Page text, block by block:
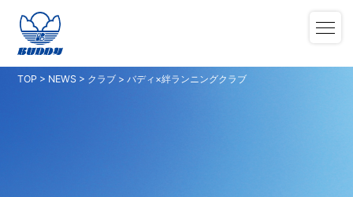
TOP > NEWS > クラブ >バディ×絆ランニングクラブ